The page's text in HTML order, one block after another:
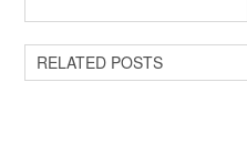
RELATED POSTS